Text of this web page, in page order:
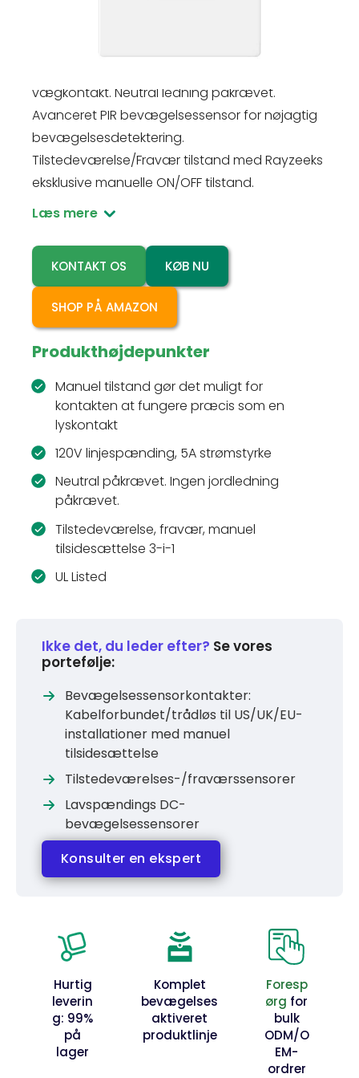
vægkontakt. Neutral ledning påkrævet.
Avanceret PIR bevægelsessensor for nøjagtig
bevægelsesdetektering.
Tilstedeværelse/Fravær tilstand med Rayzeeks
eksklusive manuelle ON/OFF tilstand.
Læs mere
KONTAKT OS KØB NU
SHOP PÅ AMAZON
Produkthøjdepunkter
Manuel tilstand gør det muligt for
kontakten at fungere præcis som en
lyskontakt
120V linjespænding, 5A strømstyrke
Neutral påkrævet. Ingen jordledning
påkrævet.
Tilstedeværelse, fravær, manuel
tilsidesættelse 3-i-1
UL Listed
Ikke det, du leder efter? Se vores
portefølje:
Bevægelsessensorkontakter:
Kabelforbundet/trådløs til US/UK/EU-
installationer med manuel
tilsidesættelse
Tilstedeværelses-/fraværssensorer
Lavspændings DC-
bevægelsessensorer
Konsulter en ekspert
Hurtig
leverin
g: 99%
på
lager
Komplet
bevægelses
aktiveret
produktlinje
Foresp
ørg for
bulk
ODM/O
EM-
ordrer